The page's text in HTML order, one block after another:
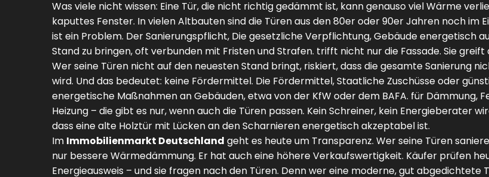
Was viele nicht wissen: Eine Tür, die nicht richtig gedämmt ist, kann genauso viel Wärme
kaputtes Fenster. In vielen Altbauten sind die Türen aus den 80er oder 90er Jahren noch im
ist ein Problem. DerSanierungspflicht, Die gesetzliche Verpflichtung, Gebäude energetisch
Stand zu bringen, oft verbunden mit Fristen und Strafen. trifft nicht nur die Fassade. Sie greift
Wer seine Türen nicht auf den neuesten Stand bringt, riskiert, dass die gesamte Sanierung
wird. Und das bedeutet: keine Fördermittel. Die Fördermittel,Staatliche Zuschüsse oder
energetische Maßnahmen an Gebäuden, etwa von der KfW oder dem BAFA. für Dämmung,
Heizung – die gibt es nur, wenn auch die Türen passen. Kein Schreiner, kein Energieberater
dass eine alte Holztür mit Lücken an den Scharnieren energetisch akzeptabel ist.
Im Immobilienmarkt Deutschland geht es heute um Transparenz. Wer seine Türen
nur bessere Wärmedämmung. Er hat auch eine höhere Verkaufswertigkeit. Käufer prüfen
Energieausweis – und sie fragen nach den Türen. Denn wer eine moderne, gut abgedichtete